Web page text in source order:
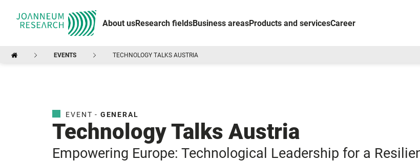
About usResearch fieldsBusiness areasProducts and servicesCareer
EVENTS TECHNOLOGY TALKS AUSTRIA
EVENT - GENERAL
Technology Talks Austria
Empowering Europe: Technological Leadership for a